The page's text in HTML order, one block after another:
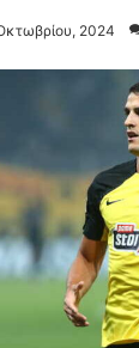
2024